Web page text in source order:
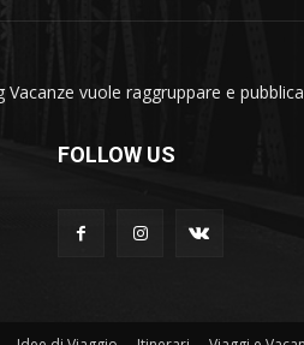
vuole raggruppare e
FOLLOW US